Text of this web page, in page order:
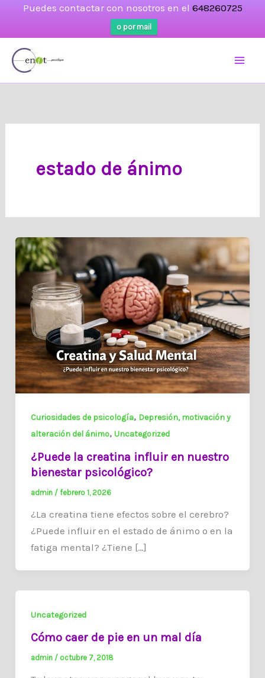
Puedes contactar con nosotros en el 648260725
o por mail
estado de ánimo
Curiosidades de psicología, Depresión, motivación y
alteración del ánimo, Uncategorized
¿Puede la creatina influir en nuestro
bienestar psicológico?
admin / febrero 1, 2026
¿La creatina tiene efectos sobre el cerebro?
¿Puede influir en el estado de ánimo o en la
fatiga mental? ¿Tiene […]
Uncategorized
Cómo caer de pie en un mal día
admin / octubre 7, 2018